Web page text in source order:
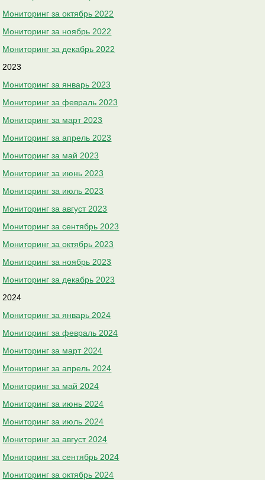
Мониторинг за октябрь 2022
Мониторинг за ноябрь 2022
Мониторинг за декабрь 2022
2023
Мониторинг за январь 2023
Мониторинг за февраль 2023
Мониторинг за март 2023
Мониторинг за апрель 2023
Мониторинг за май 2023
Мониторинг за июнь 2023
Мониторинг за июль 2023
Мониторинг за август 2023
Мониторинг за сентябрь 2023
Мониторинг за октябрь 2023
Мониторинг за ноябрь 2023
Мониторинг за декабрь 2023
2024
Мониторинг за январь 2024
Мониторинг за февраль 2024
Мониторинг за март 2024
Мониторинг за апрель 2024
Мониторинг за май 2024
Мониторинг за июнь 2024
Мониторинг за июль 2024
Мониторинг за август 2024
Мониторинг за сентябрь 2024
Мониторинг за октябрь 2024